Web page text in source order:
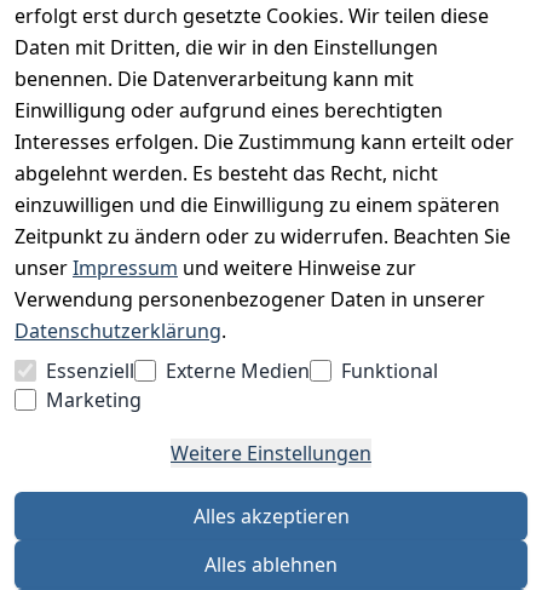
erfolgt erst durch gesetzte Cookies. Wir teilen diese
Daten mit Dritten, die wir in den Einstellungen
benennen. Die Datenverarbeitung kann mit
Einwilligung oder aufgrund eines berechtigten
Interesses erfolgen. Die Zustimmung kann erteilt oder
abgelehnt werden. Es besteht das Recht, nicht
einzuwilligen und die Einwilligung zu einem späteren
Zeitpunkt zu ändern oder zu widerrufen. Beachten Sie
unserImpressum und weitere Hinweise zur
Verwendung personenbezogener Daten in unserer
Datenschutzerklärung.
Essenziell
Externe Medien
Funktional
Marketing
Weitere Einstellungen
Alles akzeptieren
Alles ablehnen
Datenschutz
Unser Unternehmen
Charity & Wohltätigkeit
BESUCHE UNS
BEQUEM BEZAHLEN MIT
WIR VERSENDEN MIT